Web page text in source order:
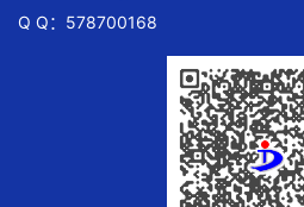
Q Q：578700168